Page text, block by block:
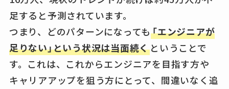
足すると予測されています。
つまり、どのパターンになっても「エンジニアが
足りない」という状況は当面続くということで
す。これは、これからエンジニアを目指す方や
キャリアアップを狙う方にとって、間違いなく追